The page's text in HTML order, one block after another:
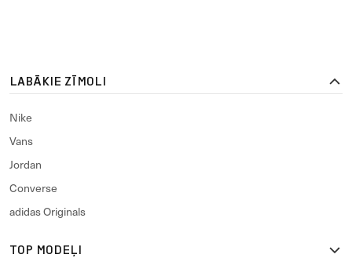
LABĀKIE ZĪMOLI
Nike
Vans
Jordan
Converse
adidas Originals
TOP MODEĻI